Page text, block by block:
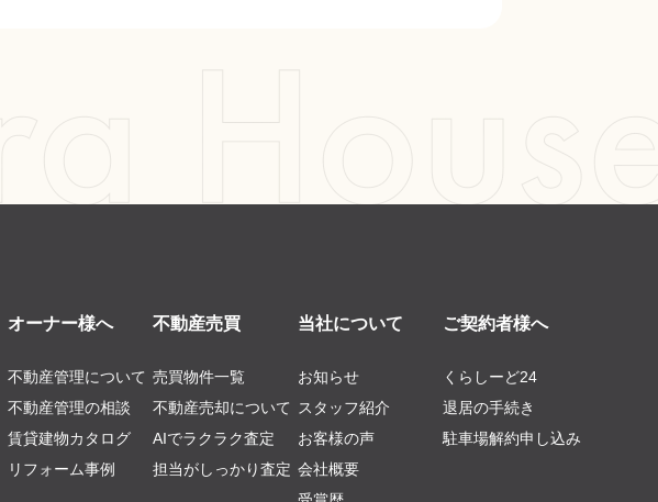
オーナー様へ
不動産管理について
不動産管理の相談
賃貸建物カタログ
リフォーム事例
不動産売買
売買物件一覧
不動産売却について
AIでラクラク査定
担当がしっかり査定
当社について
お知らせ
スタッフ紹介
お客様の声
会社概要
ご契約者様へ
くらしーど24
退居の手続き
駐車場解約申し込み